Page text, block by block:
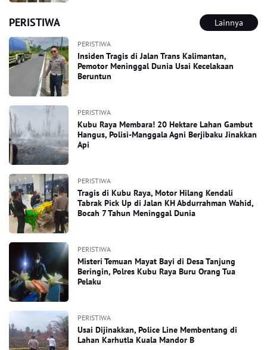
PERISTIWA Lainnya
PERISTIWA
Insiden Tragis di Jalan Trans Kalimantan,
Pemotor Meninggal Dunia Usai Kecelakaan
Beruntun
PERISTIWA
Kubu Raya Membara! 20 Hektare Lahan Gambut
Hangus, Polisi-Manggala Agni Berjibaku Jinakkan
Api
PERISTIWA
Tragis di Kubu Raya, Motor Hilang Kendali
Tabrak Pick Up di Jalan KH Abdurrahman Wahid,
Bocah 7 Tahun Meninggal Dunia
PERISTIWA
Misteri Temuan Mayat Bayi di Desa Tanjung
Beringin, Polres Kubu Raya Buru Orang Tua
Pelaku
PERISTIWA
Usai Dijinakkan, Police Line Membentang di
Lahan Karhutla Kuala Mandor B